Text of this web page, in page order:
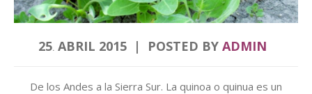
25. ABRIL 2015 POSTED BY ADMIN
De los Andes a la Sierra Sur. La quinoa o quinua es un